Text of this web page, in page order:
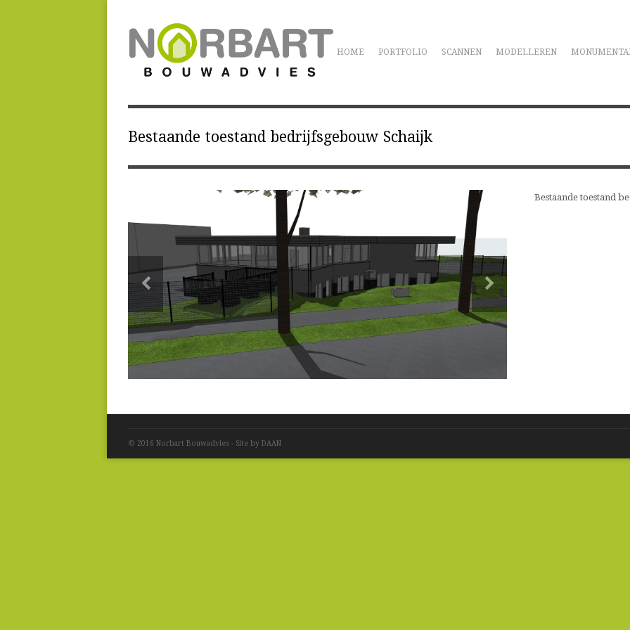
HOME PORTFOLIO SCANNEN MODELLEREN
Bestaande toestand bedrijfsgebouw Schaijk
Bestaande toestand
© 2016 Norbart Bouwadvies - Site by DAAN